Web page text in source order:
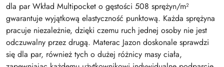
dla par Wkład Multipocket o gęstości 508 sprężyn/m²
gwarantuje wyjątkową elastyczność punktową. Każda sprężyna
pracuje niezależnie, dzięki czemu ruch jednej osoby nie jest
odczuwalny przez drugą. Materac Jazon doskonale sprawdzi
się dla par, również tych o dużej różnicy masy ciała,